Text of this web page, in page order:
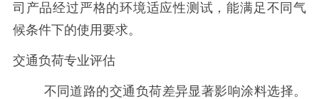
司产品经过严格的环境适应性测试，能满足不同气
候条件下的使用要求。
交通负荷专业评估
不同道路的交通负荷差异显著影响涂料选择。